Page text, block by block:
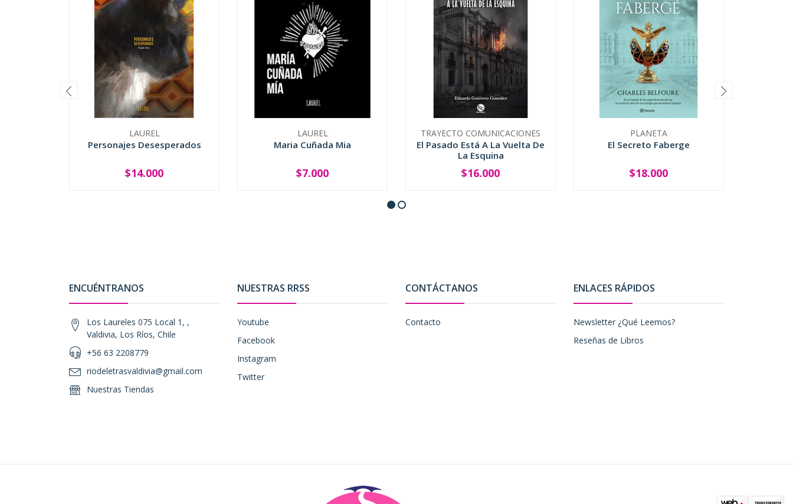
LAUREL
Personajes Desesperados
+
$14.000
LAUREL
Maria Cuñada Mia
+
$7.000
TRAYECTO COMUNICACIONES
El Pasado Está A La Vuelta De
La Esquina
+
$16.000
PLANETA
El Secreto Faberge
+
$18.000
ENCUÉNTRANOS
Los Laureles 075 Local 1, ,
Valdivia, Los Ríos, Chile
+56 63 2208779
riodeletrasvaldivia@gmail.com
Nuestras Tiendas
NUESTRAS RRSS
Youtube
Facebook
Instagram
Twitter
CONTÁCTANOS
Contacto
ENLACES RÁPIDOS
Newsletter ¿Qué Leemos?
Reseñas de Libros